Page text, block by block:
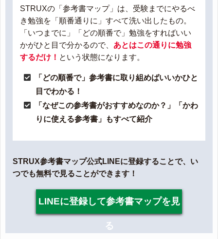
STRUXの「参考書マップ」は、受験までにやるべ
き勉強を「順番通りに」すべて洗い出したもの。
「いつまでに」「どの順番で」勉強をすればいい
かがひと目で分かるので、 あとはこの通りに勉強
するだけ！ という状態になります。
「どの順番で」参考書に取り組めばいいかひと
目でわかる！
「なぜこの参考書がおすすめなのか？」「かわ
りに使える参考書」もすべて紹介
STRUX参考書マップ公式LINEに登録することで、い
つでも無料で見ることができます！
LINEに登録して参考書マップを見
る